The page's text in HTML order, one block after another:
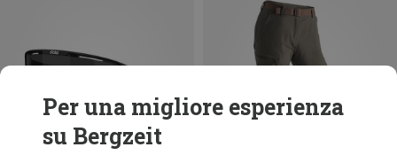
Per una migliore esperienza
su Bergzeit